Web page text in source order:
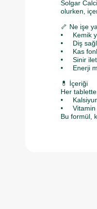
Solgar
olurken,
🦴 Ne işe
• Kemik
• Diş
• Kas
• Sinir
• Enerji
💊 İçeriği
Her
•
• Vitamin
Bu formül,